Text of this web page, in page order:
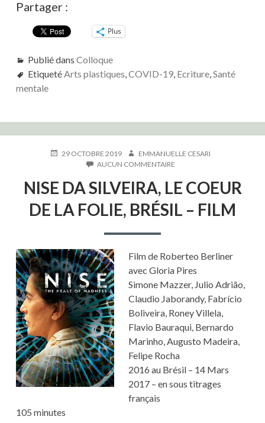
Partager :
Plus
Publié dans Colloque
EtiquetéArts plastiques,COVID-19, Ecriture,Santé
mentale
PUBLIÉ29 OCTOBRE 2019 AUTEUR
EMMANUELLE CESARI
AUCUN COMMENTAIRE
DA
SILVEIRA,
LE
COEUR
BRÉSIL
–
NISE DA SILVEIRA, LE COEUR
DE LA FOLIE, BRÉSIL – FILM
Film de Roberteo Berliner
avec Gloria Pires
Simone Mazzer, Julio Adrião,
Claudio Jaborandy, Fabrício
Boliveira, Roney Villela,
Flavio Bauraqui, Bernardo
Marinho, Augusto Madeira,
Felipe Rocha
2016 au Brésil – 14 Mars
2017 – en sous titrages
français
105 minutes